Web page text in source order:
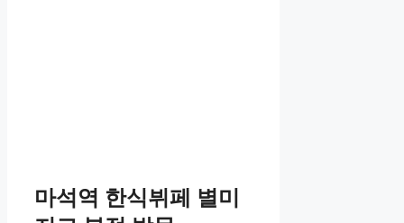
마석역 한식뷔페 별미